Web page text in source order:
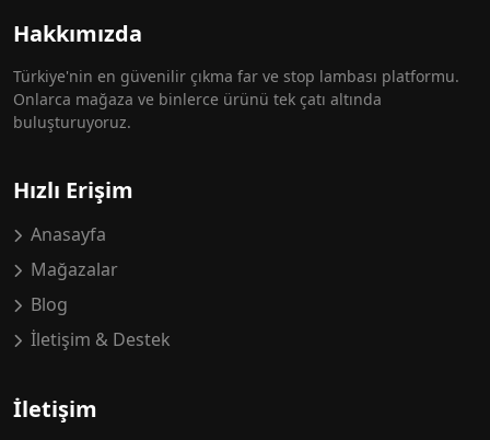
Hakkımızda
Türkiye'nin en güvenilir çıkma far ve stop lambası platformu.
Onlarca mağaza ve binlerce ürünü tek çatı altında
buluşturuyoruz.
Hızlı Erişim
Anasayfa
Mağazalar
Blog
İletişim & Destek
İletişim